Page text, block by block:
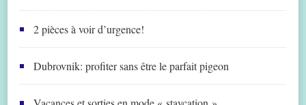
2 pièces à voir d’urgence!
Dubrovnik: profiter sans être le parfait pigeon